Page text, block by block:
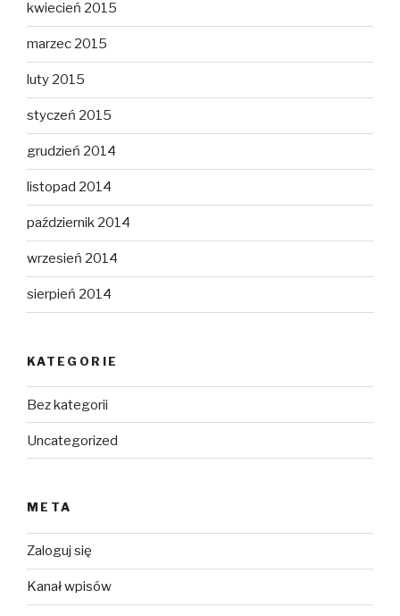
kwiecień 2015
marzec 2015
luty 2015
styczeń 2015
grudzień 2014
listopad 2014
październik 2014
wrzesień 2014
sierpień 2014
KATEGORIE
Bez kategorii
Uncategorized
META
Zaloguj się
Kanał wpisów